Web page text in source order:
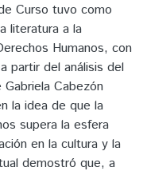
Curso tuvo como
literatura a la
Humanos, con
partir del análisis del
Cabezón
la idea de que la
supera la esfera
en la cultura y la
demostró que, a